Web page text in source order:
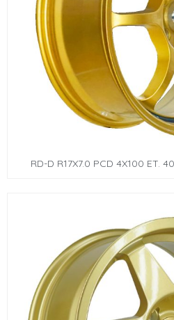
RD-D R17X7.0 PCD 4X100 ET.